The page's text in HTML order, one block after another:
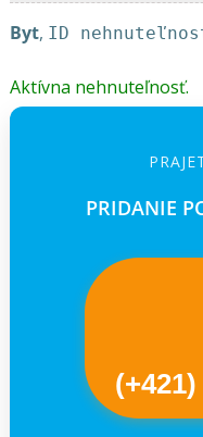
Byt, ID
Aktívna nehnuteľnosť.
PRIDANIE